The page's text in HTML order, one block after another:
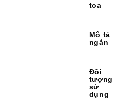
toa
Mô tả
ngắn
Đối
tượng
sử
dụng